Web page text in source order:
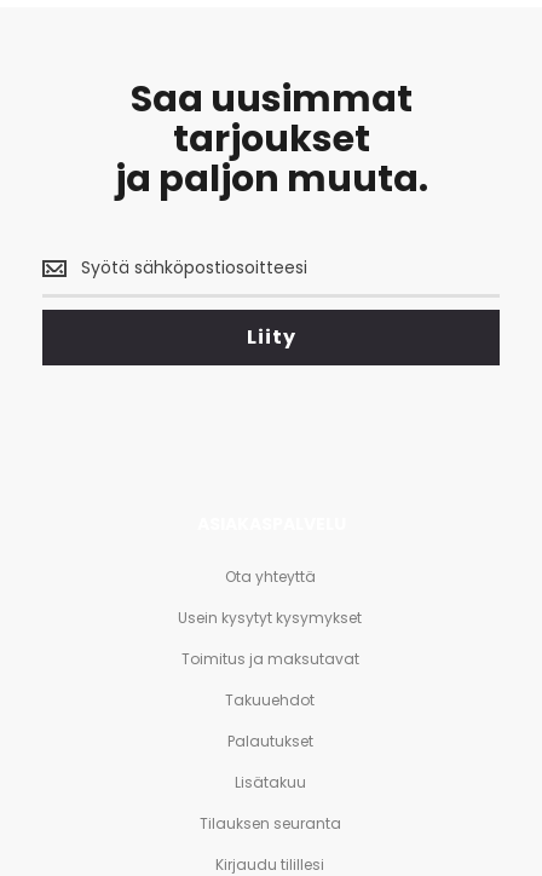
Saa uusimmat
tarjoukset
ja paljon muuta.
uusimmat
tarjoukset
Liity
Ota yhteyttä
Usein kysytyt kysymykset
Toimitus ja maksutavat
Takuuehdot
Palautukset
Lisätakuu
Tilauksen seuranta
Kirjaudu tilillesi